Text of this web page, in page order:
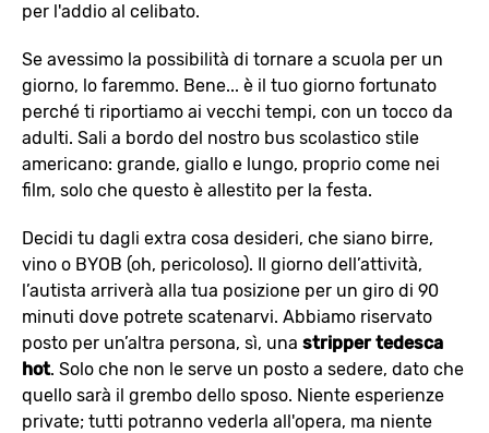
per l'addio al celibato.
Se avessimo la possibilità di tornare a scuola per un
giorno, lo faremmo. Bene... è il tuo giorno fortunato
perché ti riportiamo ai vecchi tempi, con un tocco da
adulti. Sali a bordo del nostro bus scolastico stile
americano: grande, giallo e lungo, proprio come nei
film, solo che questo è allestito per la festa.
Decidi tu dagli extra cosa desideri, che siano birre,
vino o BYOB (oh, pericoloso). Il giorno dell’attività,
l’autista arriverà alla tua posizione per un giro di 90
minuti dove potrete scatenarvi. Abbiamo riservato
posto per un’altra persona, sì, una stripper tedesca
hot. Solo che non le serve un posto a sedere, dato che
quello sarà il grembo dello sposo. Niente esperienze
private; tutti potranno vederla all'opera, ma niente